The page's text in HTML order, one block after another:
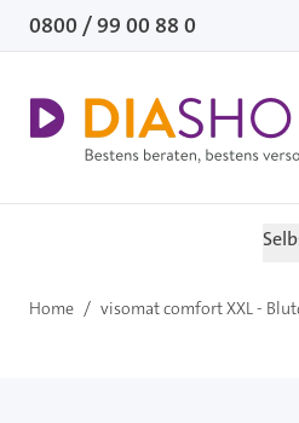
Direkt zum Inhalt
0800 / 99 00 88 0
Home / visomat comfort XXL -